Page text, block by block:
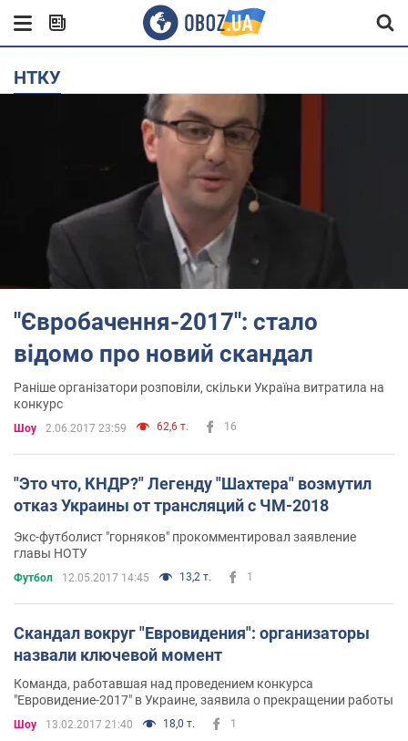
НТКУ
"Євробачення-2017": стало
відомо про новий скандал
Раніше організатори розповіли, скільки Україна витратила на
конкурс
Шоу 2.06.2017 23:59 62,6 т. 16
"Это что, КНДР?" Легенду "Шахтера" возмутил
отказ Украины от трансляций с ЧМ-2018
Экс-футболист "горняков" прокомментировал заявление
главы НОТУ
Футбол 12.05.2017 14:45 13,2 т. 1
Скандал вокруг "Евровидения": организаторы
назвали ключевой момент
Команда, работавшая над проведением конкурса
"Евровидение-2017" в Украине, заявила о прекращении работы
Шоу 13.02.2017 21:40 18,0 т. 1